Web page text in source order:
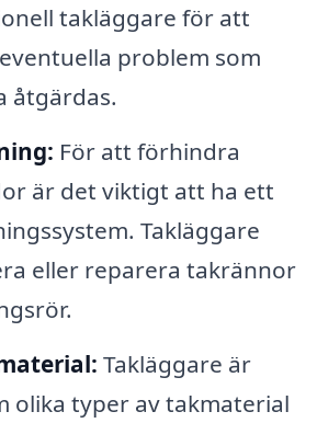
takläggare för att
problem som
åtgärdas.
För att förhindra
är det viktigt att ha ett
Takläggare
eller reparera takrännor
Takläggare är
olika typer av takmaterial